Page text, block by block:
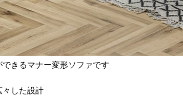
きるマナー変形ソファです
々した設計